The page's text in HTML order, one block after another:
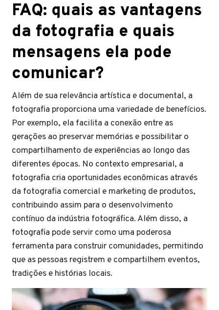
FAQ: quais as vantagens
da fotografia e quais
mensagens ela pode
comunicar?
Além de sua relevância artística e documental, a
fotografia proporciona uma variedade de benefícios.
Por exemplo, ela facilita a conexão entre as
gerações ao preservar memórias e possibilitar o
compartilhamento de experiências ao longo das
diferentes épocas. No contexto empresarial, a
fotografia cria oportunidades econômicas através
da fotografia comercial e marketing de produtos,
contribuindo assim para o desenvolvimento
contínuo da indústria fotográfica. Além disso, a
fotografia pode servir como uma poderosa
ferramenta para construir comunidades, permitindo
que as pessoas registrem e compartilhem eventos,
tradições e histórias locais.